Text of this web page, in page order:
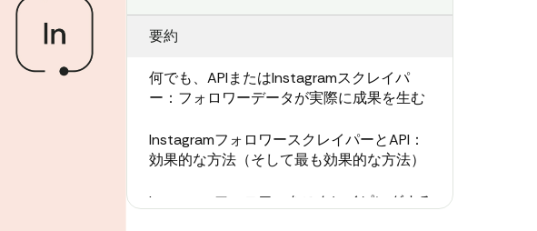
要約
何でも、APIまたはInstagramスクレイパ
ー：フォロワーデータが実際に成果を生む
InstagramフォロワースクレイパーとAPI：
効果的な方法（そして最も効果的な方法）
Instagramフォロワーをスクレイピングする